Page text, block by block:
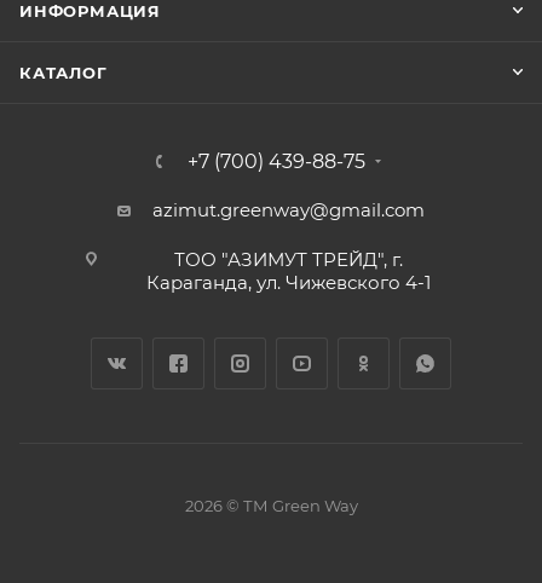
ИНФОРМАЦИЯ
КАТАЛОГ
+7 (700) 439-88-75
azimut.greenway@gmail.com
ТОО "АЗИМУТ ТРЕЙД", г.
Караганда, ул. Чижевского 4-1
2026 © ТМ Green Way